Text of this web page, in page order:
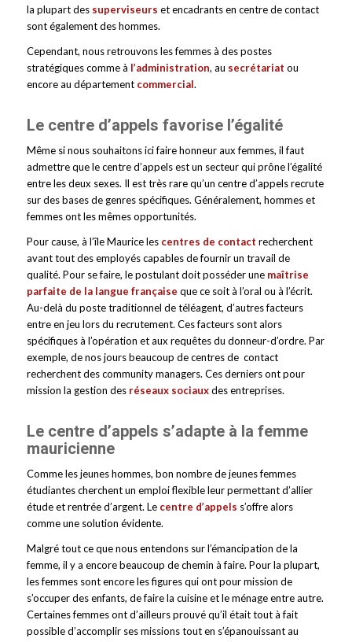
la plupart des superviseurs et encadrants en centre de contact
sont également des hommes.
Cependant, nous retrouvons les femmes à des postes
stratégiques comme à l’administration, au secrétariat ou
encore au département commercial.
Le centre d’appels favorise l’égalité
Même si nous souhaitons ici faire honneur aux femmes, il faut
admettre que le centre d’appels est un secteur qui prône l’égalité
entre les deux sexes. Il est très rare qu’un centre d’appels recrute
sur des bases de genres spécifiques. Généralement, hommes et
femmes ont les mêmes opportunités.
Pour cause, à l’île Maurice les centres de contact recherchent
avant tout des employés capables de fournir un travail de
qualité. Pour se faire, le postulant doit posséder une maîtrise
parfaite de la langue française que ce soit à l’oral ou à l’écrit.
Au-delà du poste traditionnel de téléagent, d’autres facteurs
entre en jeu lors du recrutement. Ces facteurs sont alors
spécifiques à l’opération et aux requêtes du donneur-d’ordre. Par
exemple, de nos jours beaucoup de centres de contact
recherchent des community managers. Ces derniers ont pour
mission la gestion des réseaux sociauxdes entreprises.
Le centre d’appels s’adapte à la femme
mauricienne
Comme les jeunes hommes, bon nombre de jeunes femmes
étudiantes cherchent un emploi flexible leur permettant d’allier
étude et rentrée d’argent. Le centre d’appels s’offre alors
comme une solution évidente.
Malgré tout ce que nous entendons sur l’émancipation de la
femme, il y a encore beaucoup de chemin à faire. Pour la plupart,
les femmes sont encore les figures qui ont pour mission de
s’occuper des enfants, de faire la cuisine et le ménage entre autre.
Certaines femmes ont d’ailleurs prouvé qu’il était tout à fait
possible d’accomplir ses missions tout en s’épanouissant au